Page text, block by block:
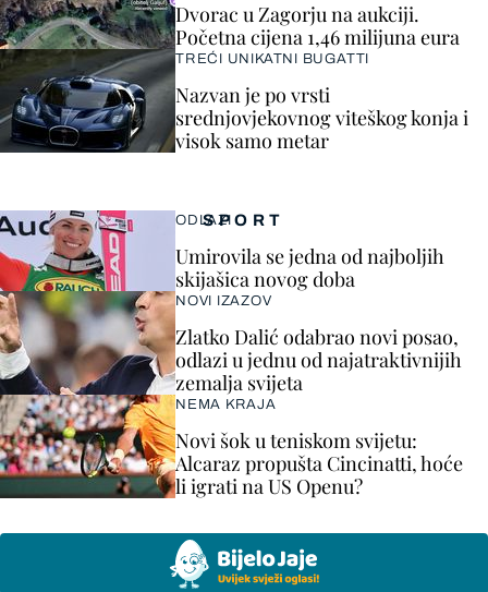
SPORT
ODLAZI
Umirovila se jedna od najboljih
skijašica novog doba
NOVI IZAZOV
Zlatko Dalić odabrao novi posao,
odlazi u jednu od najatraktivnijih
zemalja svijeta
NEMA KRAJA
Novi šok u teniskom svijetu:
Alcaraz propušta Cincinatti, hoće
li igrati na US Openu?
Dvorac u Zagorju na aukciji.
Početna cijena 1,46 milijuna eura
TREĆI UNIKATNI BUGATTI
Nazvan je po vrsti
srednjovjekovnog viteškog konja i
visok samo metar